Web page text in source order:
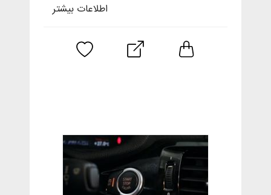
اطلاعات بیشتر